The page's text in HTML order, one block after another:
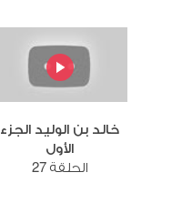
خالد بن الوليد الجزء
الأول
الحلقة 27